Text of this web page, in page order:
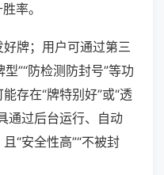
率。
牌；用户可通过第三
”“防检测防封号”等功
存在“牌特别好”或“透
通过后台运行、自动
“安全性高”“不被封